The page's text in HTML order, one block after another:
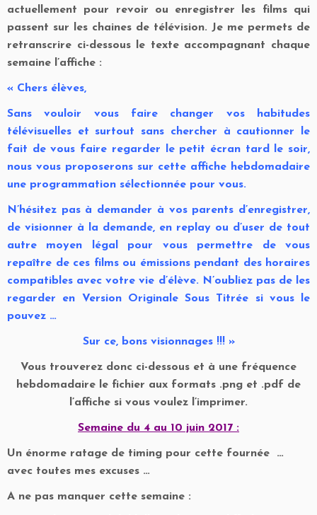
actuellement pour revoir ou enregistrer les films qui
passent sur les chaines de télévision. Je me permets de
retranscrire ci-dessous le texte accompagnant chaque
semaine l’affiche :
« Chers élèves,
Sans vouloir vous faire changer vos habitudes
télévisuelles et surtout sans chercher à cautionner le
fait de vous faire regarder le petit écran tard le soir,
nous vous proposerons sur cette affiche hebdomadaire
une programmation sélectionnée pour vous.
N’hésitez pas à demander à vos parents d’enregistrer,
de visionner à la demande, en replay ou d’user de tout
autre moyen légal pour vous permettre de vous
repaître de ces films ou émissions pendant des horaires
compatibles avec votre vie d’élève. N’oubliez pas de les
regarder en Version Originale Sous Titrée si vous le
pouvez …
Sur ce, bons visionnages !!! »
Vous trouverez donc ci-dessous et à une fréquence
hebdomadaire le fichier aux formats .png et .pdf de
l’affiche si vous voulez l’imprimer.
Semaine du 4 au 10 juin 2017 :
Un énorme ratage de timing pour cette fournée …
avec toutes mes excuses …
A ne pas manquer cette semaine :